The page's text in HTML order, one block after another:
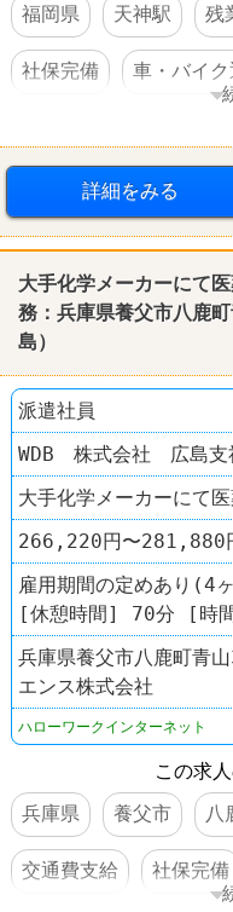
福岡県
天神駅 残
社保完備 車・バイ
詳細をみる
大手化学メーカーにて
務：兵庫県養父市八鹿
島）
派遣社員
WDB 株式会社 広島支
大手化学メーカーにて
266,220円〜281,880
雇用期間の定めあり(4
[休憩時間] 70分 [時
兵庫県養父市八鹿町青
エンス株式会社
ハローワークインターネット
この求
兵庫県
養父市 八
交通費支給 社保完備